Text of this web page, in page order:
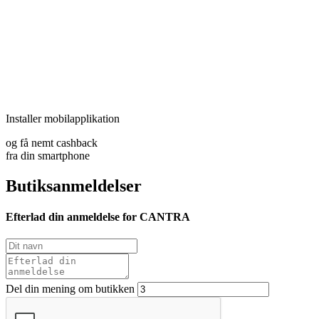
Installer mobilapplikation
og få nemt cashback
fra din smartphone
Butiksanmeldelser
Efterlad din anmeldelse for CANTRA
Del din mening om butikken